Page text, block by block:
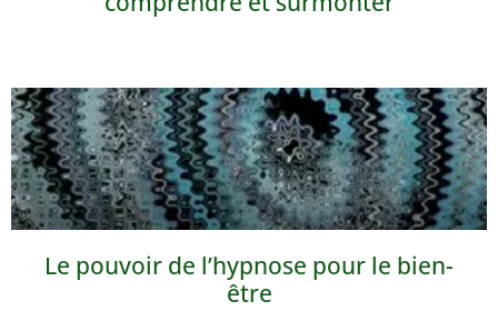
Le pouvoir de l’hypnose pour le bien-
être